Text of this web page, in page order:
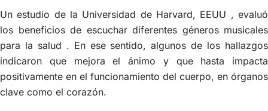
Un estudio de la Universidad de Harvard, EEUU , evaluó
los beneficios de escuchar diferentes géneros musicales
para la salud . En ese sentido, algunos de los hallazgos
indicaron que mejora el ánimo y que hasta impacta
positivamente en el funcionamiento del cuerpo, en órganos
clave como el corazón.